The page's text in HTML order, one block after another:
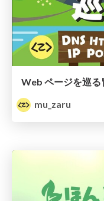
Web ページを巡る
mu_zaru